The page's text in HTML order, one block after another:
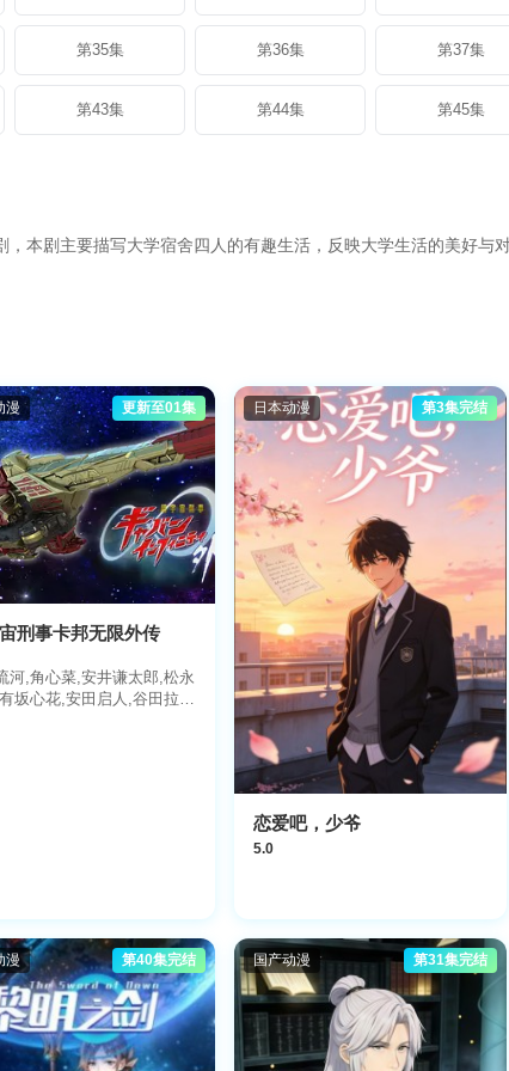
第35集 第36集 第37集
第43集 第44集 第45集
，本剧主要描写大学宿舍四人的有趣生活，反映大学生活的美好
漫 更新至01集
刑事卡邦无限外传
河,角心菜,安井谦太郎,松永
坂心花,安田启人,谷田拉
日本动漫 第3集完结
恋爱吧，少爷
5.0
漫 第40集完结 国产动漫 第31集完结